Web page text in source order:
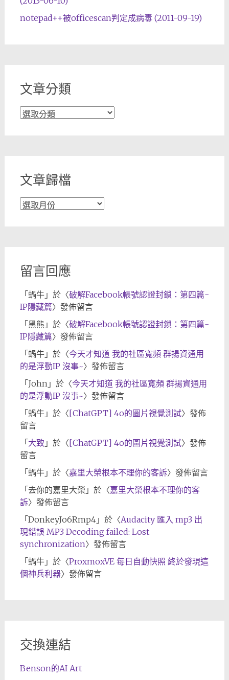
notepad++被officescan判定成病毒 (2011-09-19)
文章分類
文
文章歸檔
文
留言回應
「 蝸牛」於〈破解Facebook帳號認證封鎖：第四篇-
IP隱藏篇〉發佈留言
「 黑熊 」於〈破解Facebook帳號認證封鎖：第四篇-
IP隱藏篇〉發佈留言
「 蝸牛」於〈今天才知道 我的社區寬頻 群揚資通用
的是浮動IP 沒事~〉發佈留言
「 John」於〈今天才知道 我的社區寬頻 群揚資通用
的是浮動IP 沒事~〉發佈留言
「 蝸牛」於〈[ChatGPT] 4o的圖片視覺測試〉發佈
留言
「 大致 」於〈[ChatGPT] 4o的圖片視覺測試〉發佈
留言
「 蝸牛」於〈嘉里大榮根本不理你的客訴〉發佈留言
「 去你的嘉里大榮 」於〈嘉里大榮根本不理你的客
訴〉發佈留言
「 DonkeyJo6Rmp4」於〈Audacity 匯入 mp3 出
現錯誤 MP3 Decoding failed: Lost
synchronization〉發佈留言
「 蝸牛」於〈ProxmoxVE 每日自動快照 終於發現這
個神兵利器〉發佈留言
交換連結
Benson的AI Art